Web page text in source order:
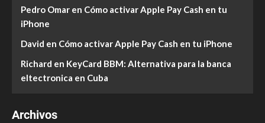
Pedro Omar en Cómo activar Apple Pay Cash en tu
iPhone
David en Cómo activar Apple Pay Cash en tu iPhone
Richard en KeyCard BBM: Alternativa para la banca
eltectronica en Cuba
Archivos